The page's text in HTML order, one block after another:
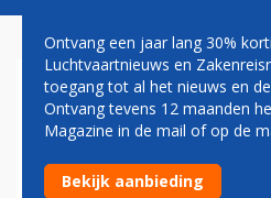
PIETER ELBERS
EUROPESE
INDIGO VERDER
Ontvang een jaar lang 30%
Luchtvaartnieuws en
toegang tot al het nieuws en
Ontvang tevens 12 maanden
Magazine in de mail of op de
Bekijk aanbieding